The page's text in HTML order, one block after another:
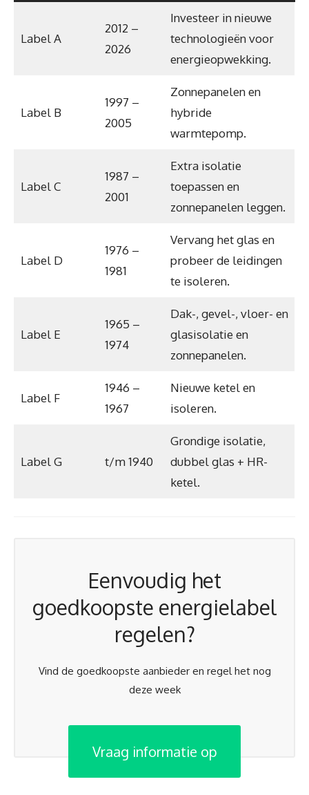
Label A
2012 –
2026
Investeer in nieuwe
technologieën voor
energieopwekking.
Label B
1997 –
2005
Zonnepanelen en
hybride
warmtepomp.
Label C
1987 –
2001
Extra isolatie
toepassen en
zonnepanelen leggen.
Label D
1976 –
1981
Vervang het glas en
probeer de leidingen
te isoleren.
Label E
1965 –
1974
Dak-, gevel-, vloer- en
glasisolatie en
zonnepanelen.
Label F
1946 –
1967
Nieuwe ketel en
isoleren.
Label G t/m 1940
Grondige isolatie,
dubbel glas + HR-
ketel.
Eenvoudig het
goedkoopste energielabel
regelen?
Vind de goedkoopste aanbieder en regel het nog
deze week
Vraag informatie op